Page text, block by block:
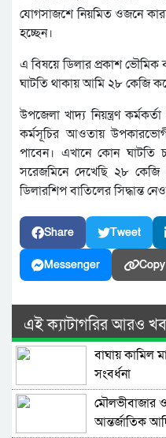
যোগসাজশে নিয়মিত ওজনে
হচ্ছেন।
এ বিষয়ে ডিলার প্রকাশ ভৌমিক
ঘাটতি থাকায় আমি ২৮ কেজি
উপজেলা খাদ্য নিয়ন্ত্রণ
কর্মসূচির আওতায়
পাবেন। এখানে কোন ঘাটতি
সরেজমিনে দেখেছি ২৮ কেজি
ডিলারশিপ বাতিলের সিদ্ধান্ত
Share Tweet
Messenger
এই ক্যাটাগরির আরও
বাঘায় কামিল
সংবর্ধনা
মৌলভীবাজার
আন্তর্জাতিক